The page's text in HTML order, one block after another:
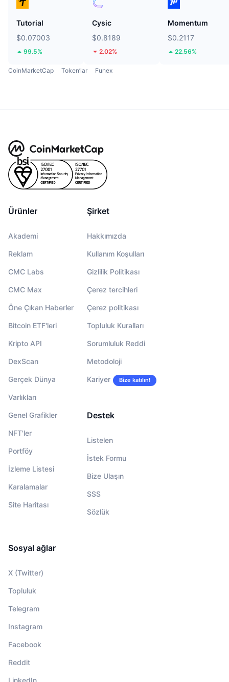
Tutorial
$0.07003
99.5%
Cysic
$0.8189
2.02%
Momentum
$0.2117
22.56%
CoinMarketCap Token’lar Funex
Ürünler
Akademi
Reklam
CMC Labs
CMC Max
Öne Çıkan Haberler
Bitcoin ETF'leri
Kripto API
DexScan
Gerçek Dünya
Varlıkları
Genel Grafikler
NFT'ler
Portföy
İzleme Listesi
Karalamalar
Site Haritası
Şirket
Hakkımızda
Kullanım Koşulları
Gizlilik Politikası
Çerez tercihleri
Çerez politikası
Topluluk Kuralları
Sorumluluk Reddi
Metodoloji
Kariyer Bize katılın!
Destek
Listelen
İstek Formu
Bize Ulaşın
SSS
Sözlük
Sosyal ağlar
X (Twitter)
Topluluk
Telegram
Instagram
Facebook
Reddit
LinkedIn